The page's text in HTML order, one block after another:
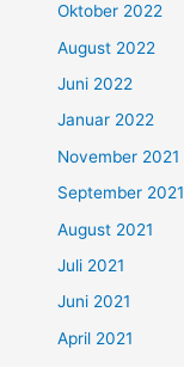
Oktober 2022
August 2022
Juni 2022
Januar 2022
November 2021
September 2021
August 2021
Juli 2021
Juni 2021
April 2021